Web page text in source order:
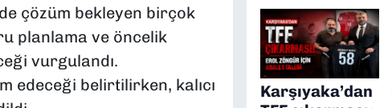
çözüm bekleyen birçok
planlama ve öncelik
vurgulandı.
edeceği belirtilirken, kalıcı
Karşıyaka’dan